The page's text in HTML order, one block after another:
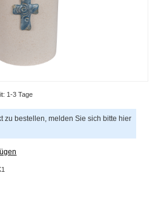
1-3 Tage
zu bestellen, melden Sie sich bittehier